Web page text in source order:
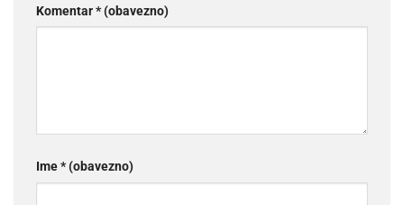
Komentar* (obavezno)
Ime* (obavezno)